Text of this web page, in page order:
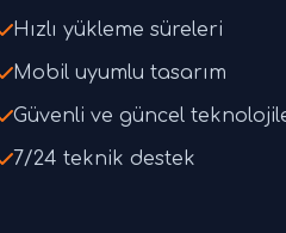
Hızlı yükleme süreleri
Mobil uyumlu tasarım
Güvenli ve güncel
7/24 teknik destek